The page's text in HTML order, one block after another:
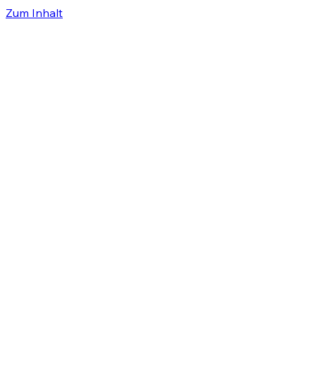
Zum Inhalt